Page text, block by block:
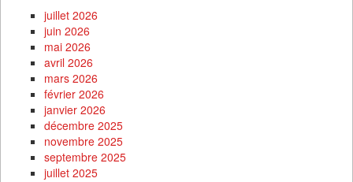
juillet 2026
juin 2026
mai 2026
avril 2026
mars 2026
février 2026
janvier 2026
décembre 2025
novembre 2025
septembre 2025
juillet 2025